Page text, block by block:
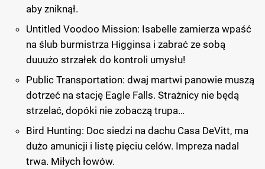
aby zniknął.
Untitled Voodoo Mission: Isabelle zamierza wpaść
na ślub burmistrza Higginsa i zabrać ze sobą
duuużo strzałek do kontroli umysłu!
Public Transportation: dwaj martwi panowie muszą
dotrzeć na stację Eagle Falls. Strażnicy nie będą
strzelać, dopóki nie zobaczą trupa…
Bird Hunting: Doc siedzi na dachu Casa DeVitt, ma
dużo amunicji i listę pięciu celów. Impreza nadal
trwa. Miłych łowów.